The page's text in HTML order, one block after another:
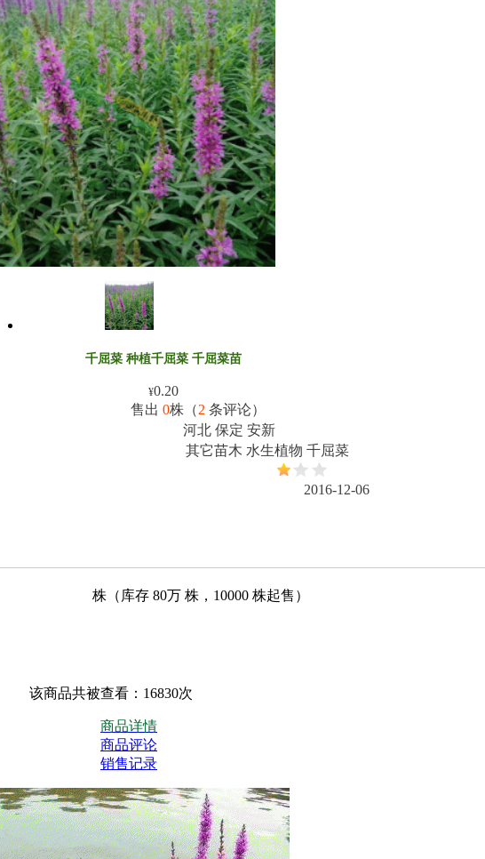
千屈菜 种植千屈菜 千屈菜苗
¥0.20
售出 0株（2 条评论）
河北 保定 安新
其它苗木 水生植物 千屈菜
2016-12-06
株（库存 80万 株， 10000 株起售）
该商品共被查看：16830次
商品详情
商品评论
销售记录